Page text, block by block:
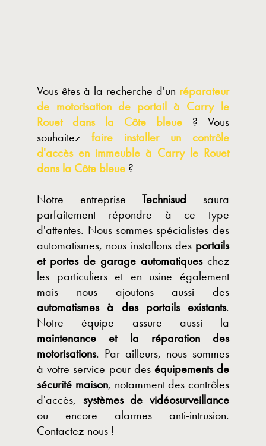
Vous êtes à la recherche d'un réparateur
de motorisation de portail à Carry le
Rouet dans la Côte bleue? Vous
souhaitezfaire installer un contrôle
d'accès en immeuble à Carry le Rouet
dans la Côte bleue ?
Notre entrepriseTechnisud saura
parfaitement répondre à ce type
d'attentes. Nous sommes spécialistes des
automatismes, nous installons des portails
et portes de garage automatiqueschez
les particuliers et en usine également
mais nous ajoutons aussi des
automatismes à des portails existants.
Notre équipe assure aussi la
maintenance et la réparation des
motorisations. Par ailleurs, nous sommes
à votre service pour des équipements de
sécurité maison, notamment des contrôles
d'accès, systèmes de vidéosurveillance
ou encore alarmes anti-intrusion.
Contactez-nous !